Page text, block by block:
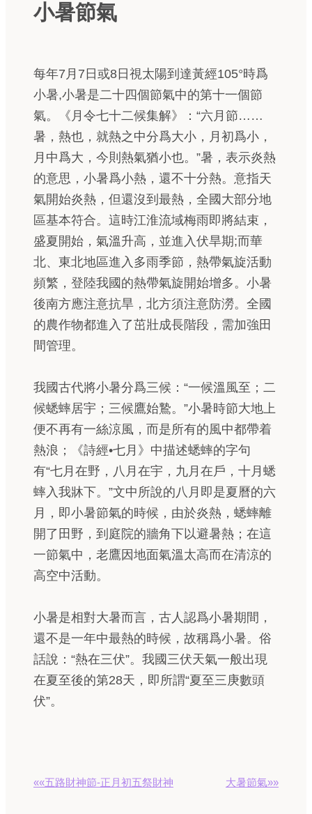
小暑節氣
每年7月7日或8日視太陽到達黃經105°時爲
小暑,小暑是二十四個節氣中的第十一個節
氣。《月令七十二候集解》：“六月節……
暑，熱也，就熱之中分爲大小，月初爲小，
月中爲大，今則熱氣猶小也。”暑，表示炎熱
的意思，小暑爲小熱，還不十分熱。意指天
氣開始炎熱，但還沒到最熱，全國大部分地
區基本符合。這時江淮流域梅雨即將結束，
盛夏開始，氣溫升高，並進入伏旱期;而華
北、東北地區進入多雨季節，熱帶氣旋活動
頻繁，登陸我國的熱帶氣旋開始增多。小暑
後南方應注意抗旱，北方須注意防澇。全國
的農作物都進入了茁壯成長階段，需加強田
間管理。
我國古代將小暑分爲三候：“一候溫風至；二
候蟋蟀居宇；三候鷹始鷙。”小暑時節大地上
便不再有一絲涼風，而是所有的風中都帶着
熱浪；《詩經•七月》中描述蟋蟀的字句
有“七月在野，八月在宇，九月在戶，十月蟋
蟀入我牀下。”文中所說的八月即是夏曆的六
月，即小暑節氣的時候，由於炎熱，蟋蟀離
開了田野，到庭院的牆角下以避暑熱；在這
一節氣中，老鷹因地面氣溫太高而在清涼的
高空中活動。
小暑是相對大暑而言，古人認爲小暑期間，
還不是一年中最熱的時候，故稱爲小暑。俗
話說：“熱在三伏”。我國三伏天氣一般出現
在夏至後的第28天，即所謂“夏至三庚數頭
伏”。
««五路財神節-正月初五祭財神 大暑節氣»»